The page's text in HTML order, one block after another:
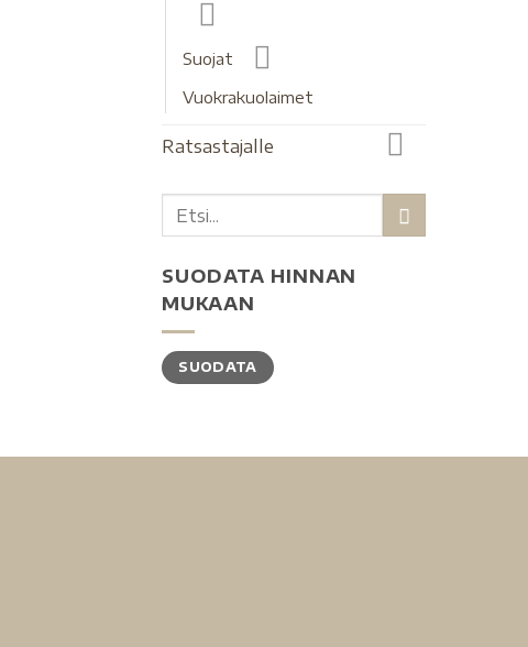
Suojat
Vuokrakuolaimet
Ratsastajalle
SUODATA HINNAN
MUKAAN
SUODATA